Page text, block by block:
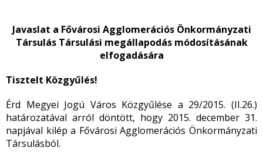
Javaslat a Fővárosi Agglomerációs Önkormányzati
Társulás Társulási megállapodás módosításának
elfogadására
Tisztelt Közgyűlés!
Érd Megyei Jogú Város Közgyűlése a 29/2015. (II.26.)
határozatával arról döntött, hogy 2015. december 31.
napjával kilép a Fővárosi Agglomerációs Önkormányzati
Társulásból.